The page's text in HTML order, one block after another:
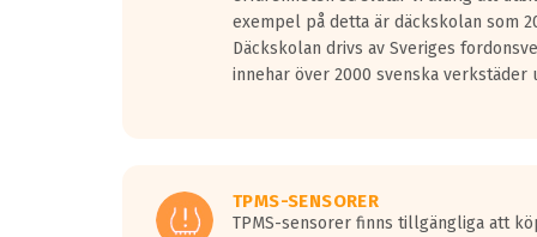
Vid körning i över 50km/h brukar
På däckmärkningen kommer det finnas en
medans de vita vågorna påvisar om det är ett tyst
Ett däck med tre svarta vågor uppnår de
exempel på detta är däckskolan som
Däckskolan drivs av Sveriges
innehar över 2000 svenska verkstäder
TPMS-SENSORER
TPMS-sensorer finns tillgängliga att